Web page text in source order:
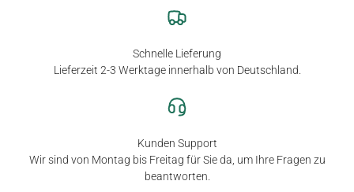
Schnelle Lieferung
Lieferzeit 2-3 Werktage innerhalb von Deutschland.
Kunden Support
Wir sind von Montag bis Freitag für Sie da, um Ihre Fragen zu
beantworten.